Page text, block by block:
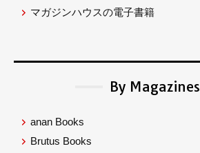
マガジンハウスの電子書籍
By Magazines
anan Books
Brutus Books